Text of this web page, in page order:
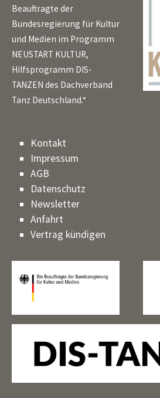
Beauftragte der
Bundesregierung für Kultur
und Medien im Programm
NEUSTART KULTUR,
Hilfsprogramm DIS-
TANZEN des Dachverband
Tanz Deutschland.“
Kontakt
Impressum
AGB
Datenschutz
Newsletter
Anfahrt
Vertrag kündigen